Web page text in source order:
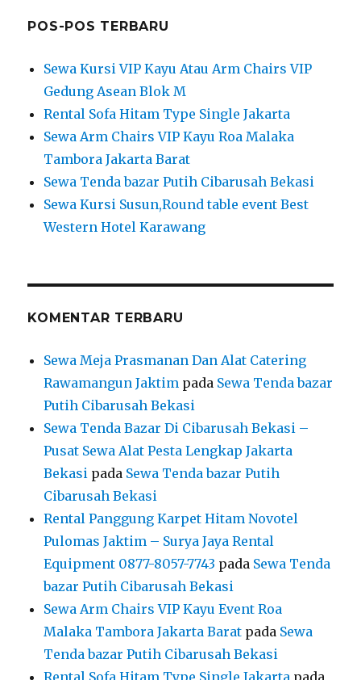
Sewa Tenda bazar Putih Cibarusah Bekasi
Sewa Kursi Susun,Round table event Best
Western Hotel Karawang
KOMENTAR TERBARU
Sewa Meja Prasmanan Dan Alat Catering
Putih Cibarusah Bekasi
Bekasipada
Sewa Tenda bazar Putih
Cibarusah Bekasi
Rental Panggung Karpet Hitam Novotel
Pulomas Jaktim – Surya Jaya Rental
Equipment 0877-8057-7743
pada Sewa Tenda
bazar Putih Cibarusah Bekasi
Sewa Arm Chairs VIP Kayu Event Roa
Malaka Tambora Jakarta Barat
pada
Sewa
Tenda bazar Putih Cibarusah Bekasi
Rental Sofa Hitam Type Single Jakartapada
Sewa Tenda bazar Putih Cibarusah Bekasi
ARSIP